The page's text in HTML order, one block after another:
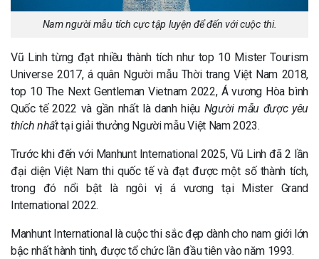
Nam người mẫu tích cực tập luyện để đến với cuộc thi.
Vũ Linh từng đạt nhiều thành tích như top 10 Mister Tourism
Universe 2017, á quân Người mẫu Thời trang Việt Nam 2018,
top 10 The Next Gentleman Vietnam 2022, Á vương Hòa bình
Quốc tế 2022 và gần nhất là danh hiệu Người mẫu được yêu
thích nhấttại giải thưởng Người mẫu Việt Nam 2023.
Trước khi đến với Manhunt International 2025, Vũ Linh đã 2 lần
đại diện Việt Nam thi quốc tế và đạt được một số thành tích,
trong đó nổi bật là ngôi vị á vương tại Mister Grand
International 2022.
Manhunt International là cuộc thi sắc đẹp dành cho nam giới lớn
bậc nhất hành tinh, được tổ chức lần đầu tiên vào năm 1993.